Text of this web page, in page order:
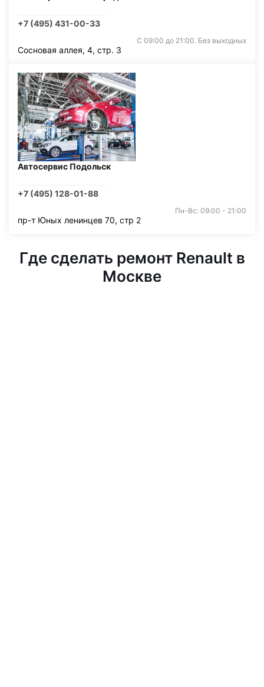
+7 (495) 431-00-33
С 09:00 до 21:00. Без выходных
Сосновая аллея, 4, стр. 3
Автосервис Подольск
+7 (495) 128-01-88
Пн-Вс: 09:00 - 21:00
пр-т Юных ленинцев 70, стр 2
Где сделать ремонт Renault в
Москве